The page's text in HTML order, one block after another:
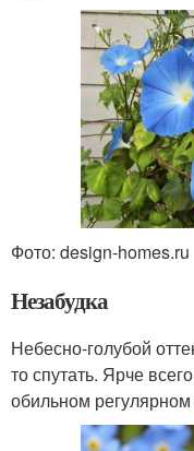
Фото: design-homes.ru
Незабудка
Небесно-голубой
то спутать. Ярче
обильном